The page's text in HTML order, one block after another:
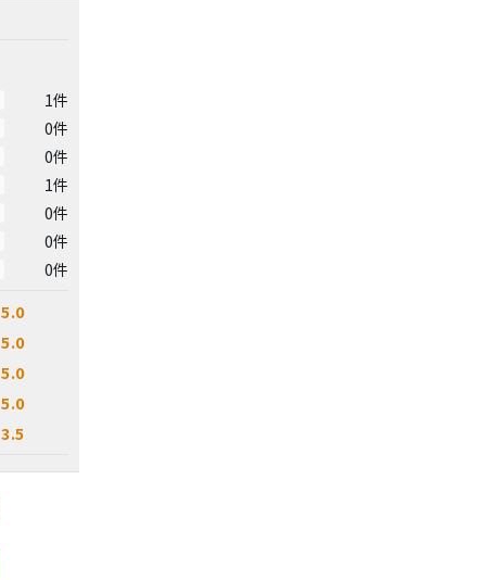
1件
0件
0件
1件
0件
0件
0件
5.0
5.0
5.0
5.0
3.5